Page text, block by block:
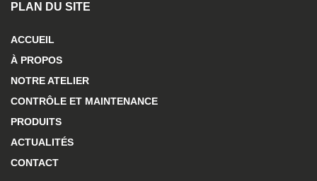
PLAN DU SITE
ACCUEIL
À PROPOS
NOTRE ATELIER
CONTRÔLE ET MAINTENANCE
PRODUITS
ACTUALITÉS
CONTACT